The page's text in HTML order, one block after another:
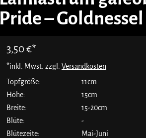
Pride – Goldnessel
3,50 €
*inkl. Mwst. zzgl. Versandkosten
Topfgröße:
11cm
Höhe:
15cm
Breite:
15-20cm
Blüte:
-
Blütezeite:
Mai-Juni